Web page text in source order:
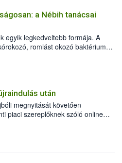
a Nébih tanácsai
egyik legkedveltebb formája. A
romlást okozó baktériumok
kedvez. A szabadtéri sütögetés
sütési technikáról szól: legalább
a megfelelő hőkezelés, valamint a
A Nemzeti Élelmiszerlánc-
Programja összegyűjtötte a
tudnivalóit.
után
megnyitását követően
piaci szereplőknek szóló online